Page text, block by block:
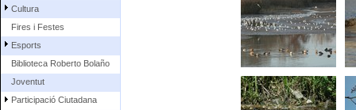
Cultura
Fires i Festes
Esports
Biblioteca Roberto Bolaño
Joventut
Participació Ciutadana